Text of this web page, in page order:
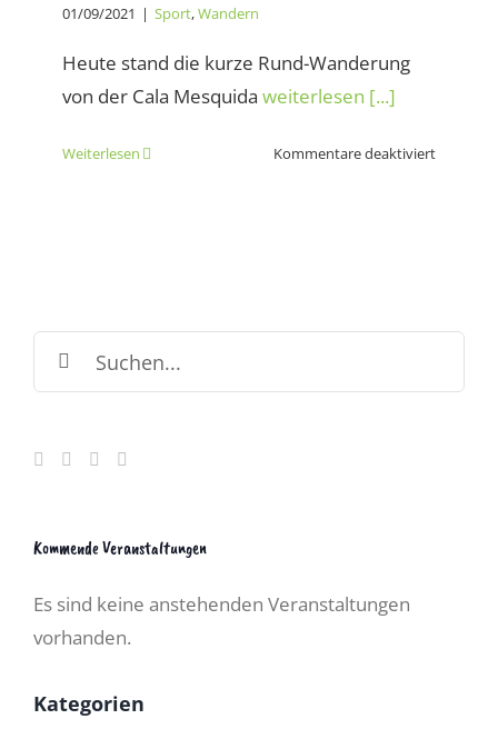
01/09/2021 | Sport,Wandern
Heute stand die kurze Rund-Wanderung
von der Cala Mesquida weiterlesen [...]
Weiterlesen Kommentare deaktiviertfür
Kommende Veranstaltungen
Es sind keine anstehenden Veranstaltungen
vorhanden.
Kategorien